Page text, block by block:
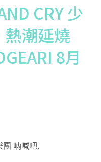
CRY 少
熱潮延燒
8月
團 呐喊吧,